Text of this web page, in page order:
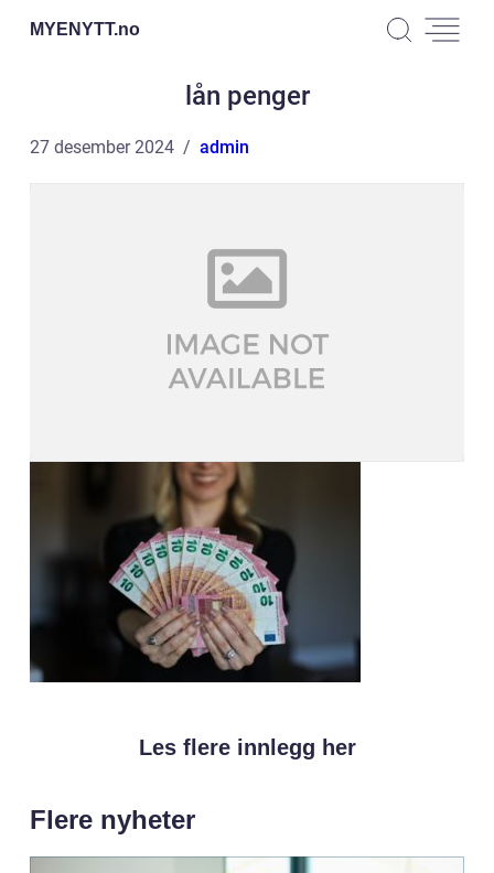
MYENYTT.no
lån penger
27 desember 2024 admin
Les flere innlegg her
Flere nyheter